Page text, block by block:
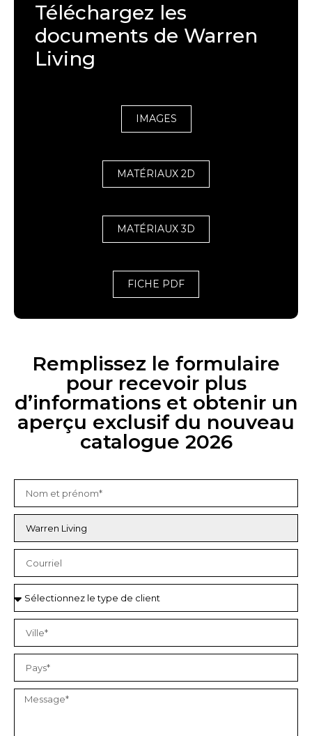
Téléchargez les
documents de Warren
Living
IMAGES
MATÉRIAUX 2D
MATÉRIAUX 3D
FICHE PDF
Remplissez le formulaire
pour recevoir plus
d’informations et obtenir un
aperçu exclusif du nouveau
catalogue 2026